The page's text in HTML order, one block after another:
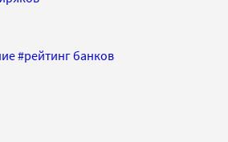
#рейтинг банков